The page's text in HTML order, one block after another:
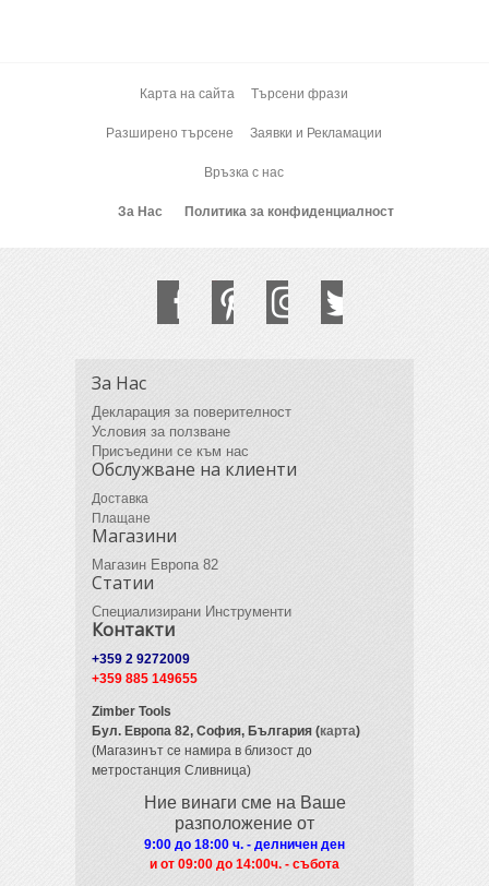
Карта на сайта Търсени фрази
Разширено търсене Заявки и Рекламации
Връзка с нас
За Нас Политика за конфиденциалност
За Нас
Декларация за поверителност
Условия за ползване
Присъедини се към нас
Обслужване на клиенти
Доставка
Плащане
Магазини
Магазин Европа 82
Статии
Специализирани Инструменти
Контакти
+359 2 9272009
+359 885 149655
Zimber Tools
Бул. Европа 82, София, България (карта)
(Магазинът се намира в близост до
метростанция Сливница)
Ние винаги сме на Ваше
разположение от
9:00 до 18:00 ч. - делничен ден
и от 09:00 до 14:00ч. - събота